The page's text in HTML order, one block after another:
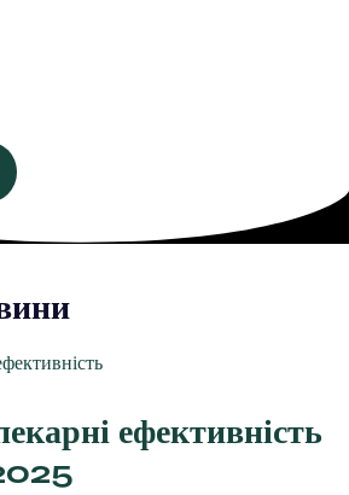
ефективність